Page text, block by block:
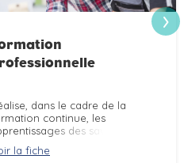
dans le cadre de la
continue, les
des savoirs et
ou jeunes afin de
la fiche
‹